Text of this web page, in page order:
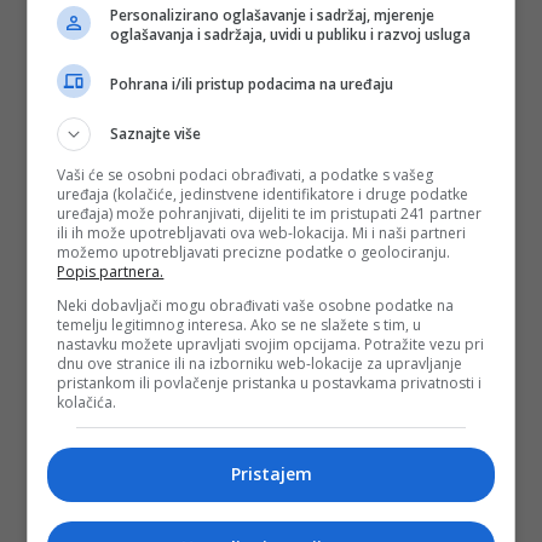
Personalizirano oglašavanje i sadržaj, mjerenje
oglašavanja i sadržaja, uvidi u publiku i razvoj usluga
Pohrana i/ili pristup podacima na uređaju
Saznajte više
Vaši će se osobni podaci obrađivati, a podatke s vašeg
uređaja (kolačiće, jedinstvene identifikatore i druge podatke
uređaja) može pohranjivati, dijeliti te im pristupati 241 partner
ili ih može upotrebljavati ova web-lokacija. Mi i naši partneri
možemo upotrebljavati precizne podatke o geolociranju.
Popis partnera.
Neki dobavljači mogu obrađivati vaše osobne podatke na
temelju legitimnog interesa. Ako se ne slažete s tim, u
nastavku možete upravljati svojim opcijama. Potražite vezu pri
dnu ove stranice ili na izborniku web-lokacije za upravljanje
pristankom ili povlačenje pristanka u postavkama privatnosti i
kolačića.
Pristajem